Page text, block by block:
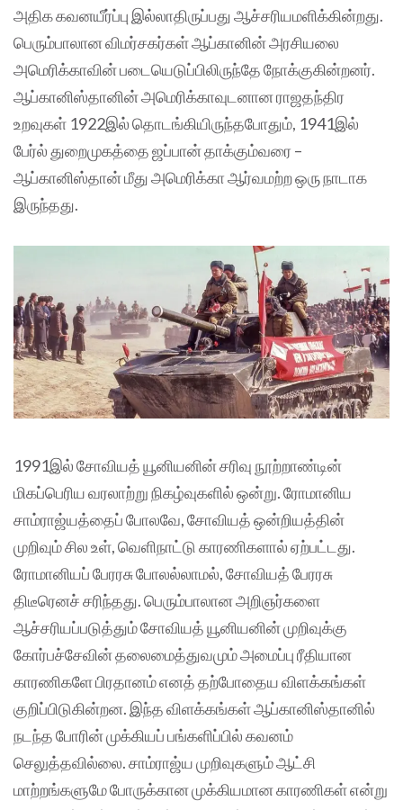
அதிக கவனயீர்ப்பு இல்லாதிருப்பது ஆச்சரியமளிக்கின்றது.
பெரும்பாலான விமர்சகர்கள் ஆப்கானின் அரசியலை
அமெரிக்காவின் படையெடுப்பிலிருந்தே நோக்குகின்றனர்.
ஆப்கானிஸ்தானின் அமெரிக்காவுடனான ராஜதந்திர
உறவுகள் 1922இல் தொடங்கியிருந்தபோதும், 1941இல்
பேர்ல் துறைமுகத்தை ஜப்பான் தாக்கும்வரை –
ஆப்கானிஸ்தான் மீது அமெரிக்கா ஆர்வமற்ற ஒரு நாடாக
இருந்தது.
1991இல் சோவியத் யூனியனின் சரிவு நூற்றாண்டின்
மிகப்பெரிய வரலாற்று நிகழ்வுகளில் ஒன்று. ரோமானிய
சாம்ராஜ்யத்தைப் போலவே, சோவியத் ஒன்றியத்தின்
முறிவும் சில உள், வெளிநாட்டு காரணிகளால் ஏற்பட்டது.
ரோமானியப் பேரரசு போலல்லாமல், சோவியத் பேரரசு
திடீரெனச் சரிந்தது. பெரும்பாலான அறிஞர்களை
ஆச்சரியப்படுத்தும் சோவியத் யூனியனின் முறிவுக்கு
கோர்பச்சேவின் தலைமைத்துவமும் அமைப்பு ரீதியான
காரணிகளே பிரதானம் எனத் தற்போதைய விளக்கங்கள்
குறிப்பிடுகின்றன. இந்த விளக்கங்கள் ஆப்கானிஸ்தானில்
நடந்த போரின் முக்கியப் பங்களிப்பில் கவனம்
செலுத்தவில்லை. சாம்ராஜ்ய முறிவுகளும் ஆட்சி
மாற்றங்களுமே போருக்கான முக்கியமான காரணிகள் என்று